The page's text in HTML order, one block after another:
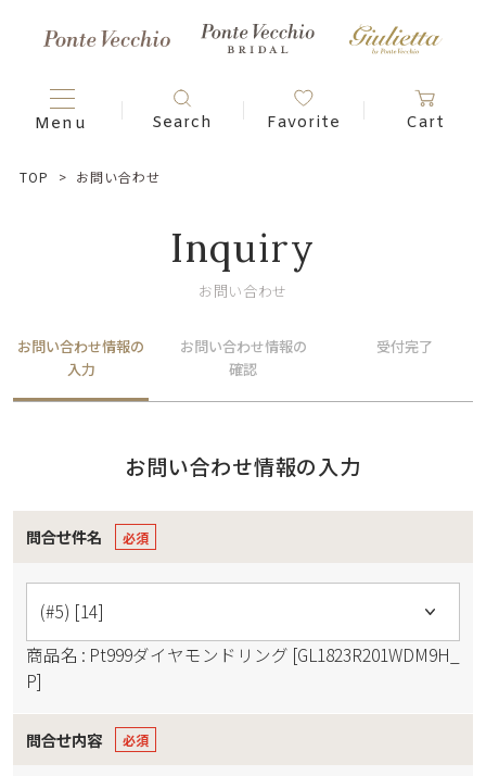
TOP お問い合わせ
Inquiry
お問い合わせ
お問い合わせ情報の
入力
お問い合わせ情報の
確認
受付完了
お問い合わせ情報の入力
問合せ件名
商品名 : Pt999ダイヤモンドリング [GL1823R201WDM9H_
P]
問合せ内容